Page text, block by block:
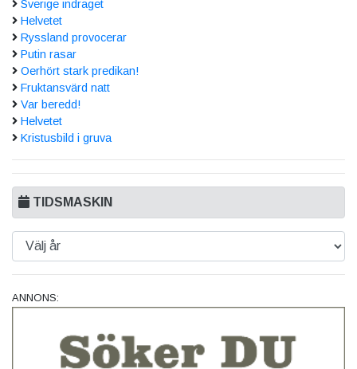
Sverige indraget
Helvetet
Ryssland provocerar
Putin rasar
Oerhört stark predikan!
Fruktansvärd natt
Var beredd!
Helvetet
Kristusbild i gruva
TIDSMASKIN
ANNONS: